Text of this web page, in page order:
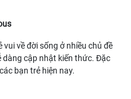
vui về đời sống ở nhiều chủ đề
dàng cập nhật kiến thức. Đặc
bạn trẻ hiện nay.